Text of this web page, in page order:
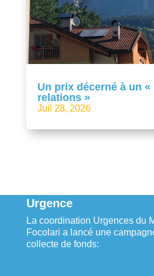
Un prix décerné à un
relations »
Juil 28, 2026
Urgence
La coordination Urgences du
Focolari a lancé une
collecte de fonds: